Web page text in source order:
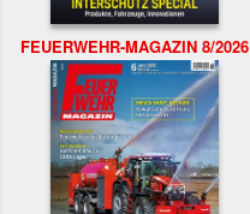
FEUERWEHR-MAGAZIN 8/2026